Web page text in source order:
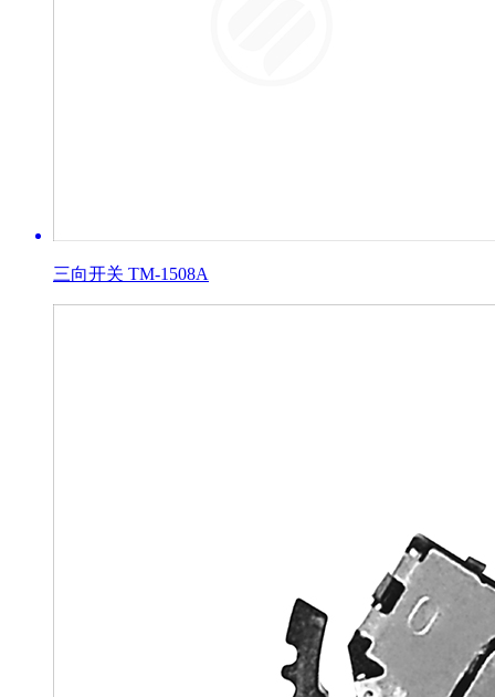
三向开关 TM-1508A